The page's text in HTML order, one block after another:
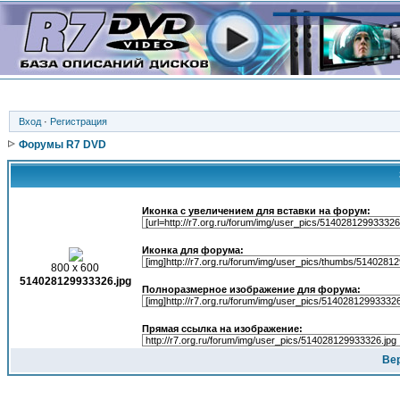
Вход · Регистрация
Форумы R7 DVD
800 x 600
514028129933326.jpg
Иконка с увеличением для вставки на форум:
Иконка для форума:
Полноразмерное изображение для форума:
Прямая ссылка на изображение: